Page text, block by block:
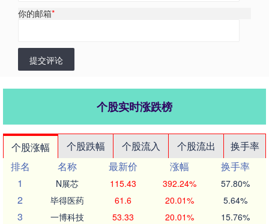
你的邮箱*
提交评论
个股实时涨跌榜
个股涨幅 个股跌幅 个股流入 个股流出
换手率
排名
名称 最新价 涨幅
换手率
1
N展芯 115.43 392.24% 57.80%
2 毕得医药 61.6 20.01% 5.64%
3 一博科技 53.33 20.01% 15.76%